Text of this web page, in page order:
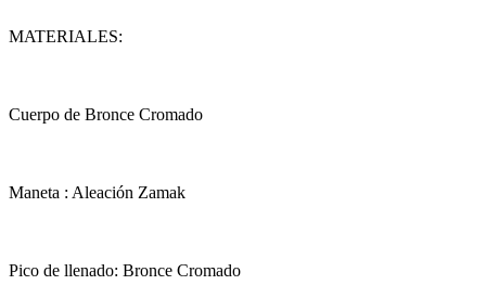
MATERIALES:
Cuerpo de Bronce Cromado
Maneta : Aleación Zamak
Pico de llenado: Bronce Cromado